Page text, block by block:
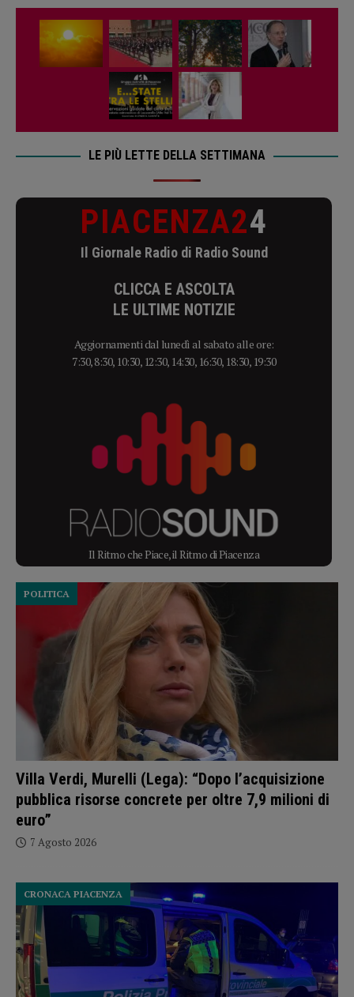
LE PIÙ LETTE DELLA SETTIMANA
PIACENZA24
Il Giornale Radio di Radio Sound
CLICCA E ASCOLTA
LE ULTIME NOTIZIE
Aggiornamenti dal lunedì al sabato alle ore:
7:30, 8:30, 10:30, 12:30, 14:30, 16:30, 18:30, 19:30
Il Ritmo che Piace, il Ritmo di Piacenza
Villa Verdi, Murelli (Lega): “Dopo l’acquisizione
pubblica risorse concrete per oltre 7,9 milioni di
euro”
POLITICA
7 Agosto 2026
CRONACA PIACENZA